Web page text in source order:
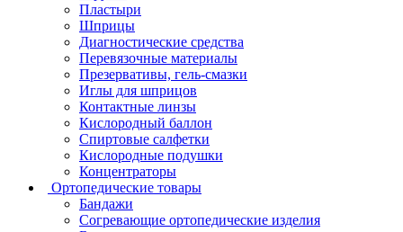
Пластыри
Шприцы
Диагностические средства
Перевязочные материалы
Презервативы, гель-смазки
Иглы для шприцов
Контактные линзы
Кислородный баллон
Спиртовые салфетки
Кислородные подушки
Концентраторы
Ортопедические товары
Бандажи
Согревающие ортопедические изделия